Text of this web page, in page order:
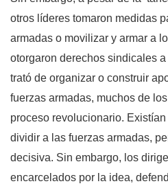
otros líderes tomaron medidas
armadas o movilizar y armar a
otorgaron derechos sindicales
trató de organizar o construir
fuerzas armadas, muchos de
proceso revolucionario.
dividir a las fuerzas armadas,
decisiva. Sin embargo, los
encarcelados por la idea,